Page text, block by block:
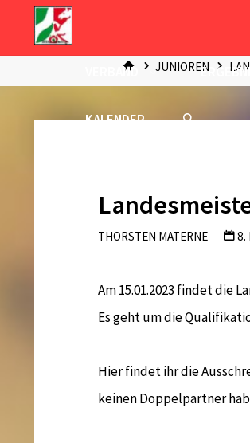
VERBAND
KALENDER
START
JUNIOREN
THORSTEN MATERNE 8.
Am 15.01.2023 findet die
Es geht um die
Hier findet ihr die
keinen Doppelpartner